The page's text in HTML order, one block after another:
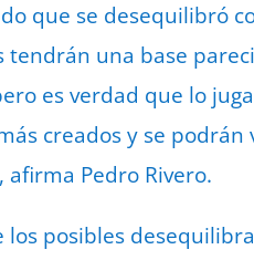
que se desequilibró
tendrán una base
es verdad que lo
creados y se
afirma Pedro Rivero.
los posibles